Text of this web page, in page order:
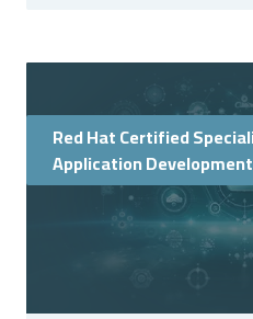
Red Hat Certified
Application Development